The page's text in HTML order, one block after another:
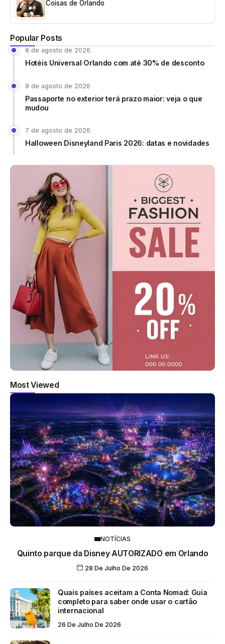
Coisas de Orlando
Popular Posts
8 de agosto de 2026
Hotéis Universal Orlando com até 30% de desconto
8 de agosto de 2026
Passaporte no exterior terá prazo maior: veja o que
mudou
7 de agosto de 2026
Halloween Disneyland Paris 2026: datas e novidades
Most Viewed
NOTÍCIAS
Quinto parque da Disney AUTORIZADO em Orlando
28 De Julho De 2026
Quais países aceitam a Conta Nomad: Guia
completo para saber onde usar o cartão
internacional
26 De Julho De 2026